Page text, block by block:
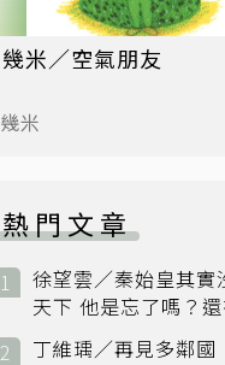
幾米／空氣朋友
幾米
熱門文章
徐望雲／秦始皇其實
天下 他是忘了嗎？
小國：衛國
丁維瑀／再見多鄰國